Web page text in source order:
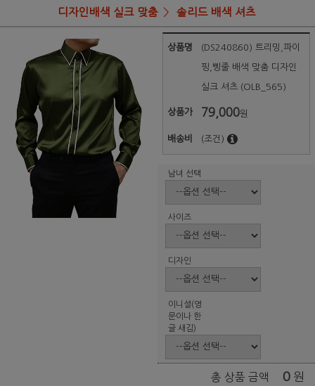
디자인배색 실크 맞춤 솔리드 배색 셔츠
상품명 (DS240860) 트리밍,파이
핑,삥줄 배색 맞춤 디자인
실크 셔츠 (OLB_565)
상품가 79,000원
배송비 (조건)
남녀 선택
사이즈
디자인
이니셜(영
문이나 한
글 새김)
총 상품 금액 0 원